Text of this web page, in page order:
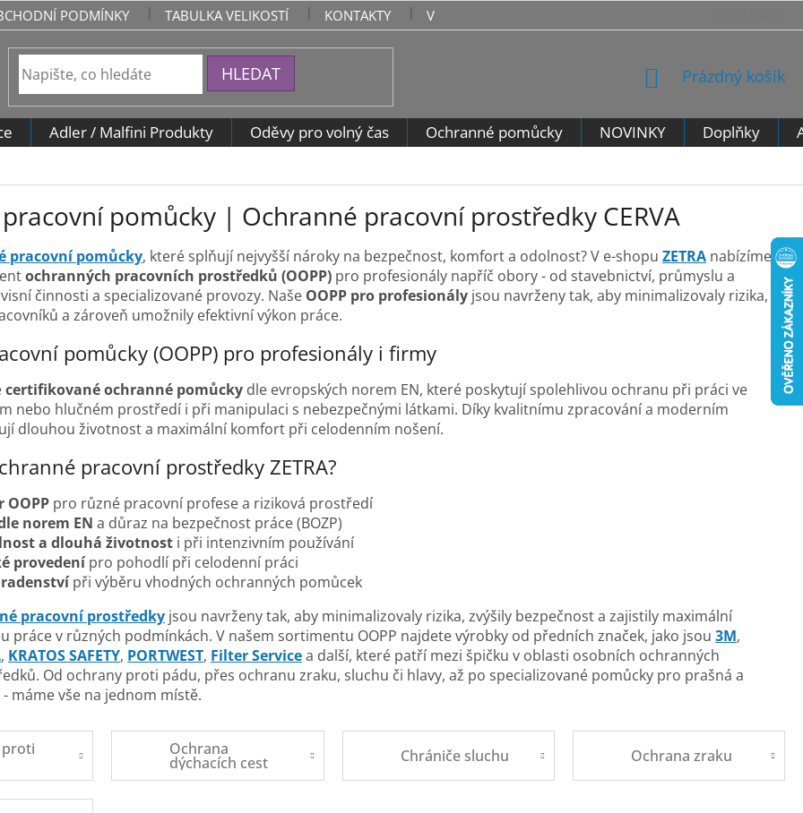
PODMÍNKY TABULKA VELIKOSTÍ KONTAKTY VRÁCENÍ ZBOŽÍ - VZOROVÝ FORMULÁŘ PRO ODSTOUPENÍ
HLEDAT
NÁKUPNÍ
Prázdný košík
Adler / Malfini Produkty Oděvy pro volný čas Ochranné pomůcky NOVINKY Doplňky
pomůcky | Ochranné pracovní prostředky CERVA
pracovní pomůcky, které splňují nejvyšší nároky na bezpečnost, komfort a odolnost? V e-shopu ZETRA nabízíme
ochranných pracovních prostředků (OOPP) pro profesionály napříč obory - od stavebnictví, průmyslu a
činnosti a specializované provozy. Naše OOPP pro profesionály jsou navrženy tak, aby minimalizovaly rizika,
a zároveň umožnily efektivní výkon práce.
pomůcky (OOPP) pro profesionály i firmy
certifikované ochranné pomůcky dle evropských norem EN, které poskytují spolehlivou ochranu při práci ve
nebo hlučném prostředí i při manipulaci s nebezpečnými látkami. Díky kvalitnímu zpracování a moderním
dlouhou životnost a maximální komfort při celodenním nošení.
pracovní prostředky ZETRA?
OOPP pro různé pracovní profese a riziková prostředí
norem EN a důraz na bezpečnost práce (BOZP)
a dlouhá životnost i při intenzivním používání
provedenípro pohodlí při celodenní práci
při výběru vhodných ochranných pomůcek
pracovní prostředky jsou navrženy tak, aby minimalizovaly rizika, zvýšily bezpečnost a zajistily maximální
práce v různých podmínkách. V našem sortimentu OOPP najdete výrobky od předních značek, jako jsou 3M,
, KRATOS SAFETY, PORTWEST, Filter Servicea další, které patří mezi špičku v oblasti osobních ochranných
Od ochrany proti pádu, přes ochranu zraku, sluchu či hlavy, až po specializované pomůcky pro prašná a
máme vše na jednom místě.
proti Ochrana
dýchacích cest Chrániče sluchu Ochrana zraku